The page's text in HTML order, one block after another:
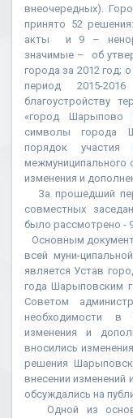
внеочередных).
принято 52
акты и 9 –
значимые – об
города за 2012 год;
период 2015-
благоустройству
«город Шарыпово
символы города
порядок
межмуниципального
изменения и
За прошедший
совместных
было рассмотрено -
Основным
всей муни-
является Устав
года Шарыповским
Советом
необходимости
изменения и
вносились
решения
внесении
обсуждались на
Одной из